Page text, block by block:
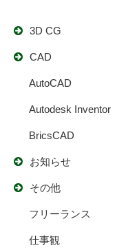
3D CG
CAD
AutoCAD
Autodesk Inventor
BricsCAD
お知らせ
その他
フリーランス
仕事観